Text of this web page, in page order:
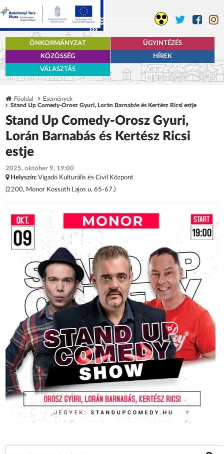
ÖNKORMÁNYZAT
ÜGYINTÉZÉS
KÖZÖSSÉG
HÍREK
VÁLASZTÁS
Főoldal
Események
Stand Up Comedy-Orosz Gyuri, Lorán Barnabás és Kertész Ricsi estje
Stand Up Comedy-Orosz Gyuri,
Lorán Barnabás és Kertész Ricsi
estje
2025. október 9. 19:00
Helyszín: Vigadó Kulturális és Civil Központ
(2200, Monor Kossuth Lajos u. 65-67.)